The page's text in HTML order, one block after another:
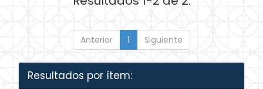
Anterior 1 Siguiente
Resultados por ítem: